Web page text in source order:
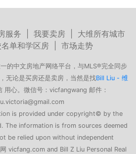
服务 我要卖房
大维所有城市
单和学区房 市场走势
的中文房地产网络平台，与MLS®完全同步
无论是买房还是卖房，当然是找Bill Liu - 维
用心。微信号：vicfangwang 邮件：
is provided under copyright© by the
The information is from sources deemed
be relied upon without independent
vicfang.com and Bill Z Liu Personal Real